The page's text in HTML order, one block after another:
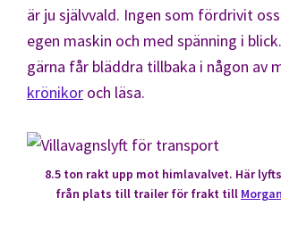
är ju självvald. Ingen som fördrivit
egen maskin och med spänning i
gärna får bläddra tillbaka i någon av
krönikor och läsa.
8.5 ton rakt upp mot himlavalvet. Här
från plats till trailer för frakt till